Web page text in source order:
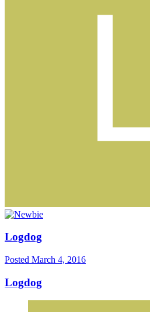
Logdog
Posted March 4, 2016
Logdog